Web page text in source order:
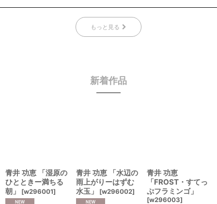
もっと見る
新着作品
青井 功恵 「湿原の
ひとときー満ちる
朝」
[w296001]
青井 功恵 「水辺の
雨上がりーはずむ
水玉」
[w296002]
青井 功恵
「FROST・すてっ
ぷフラミンゴ」
[w296003]